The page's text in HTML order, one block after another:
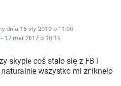
NETFLIX
WHATSAPP
FACEBOOK
WHATSAPP
dnia 15 sty 2019 o 11:00
- 17 mar 2017 o 10:19
skypie coś stało się z FB i
wszystko mi znikneło